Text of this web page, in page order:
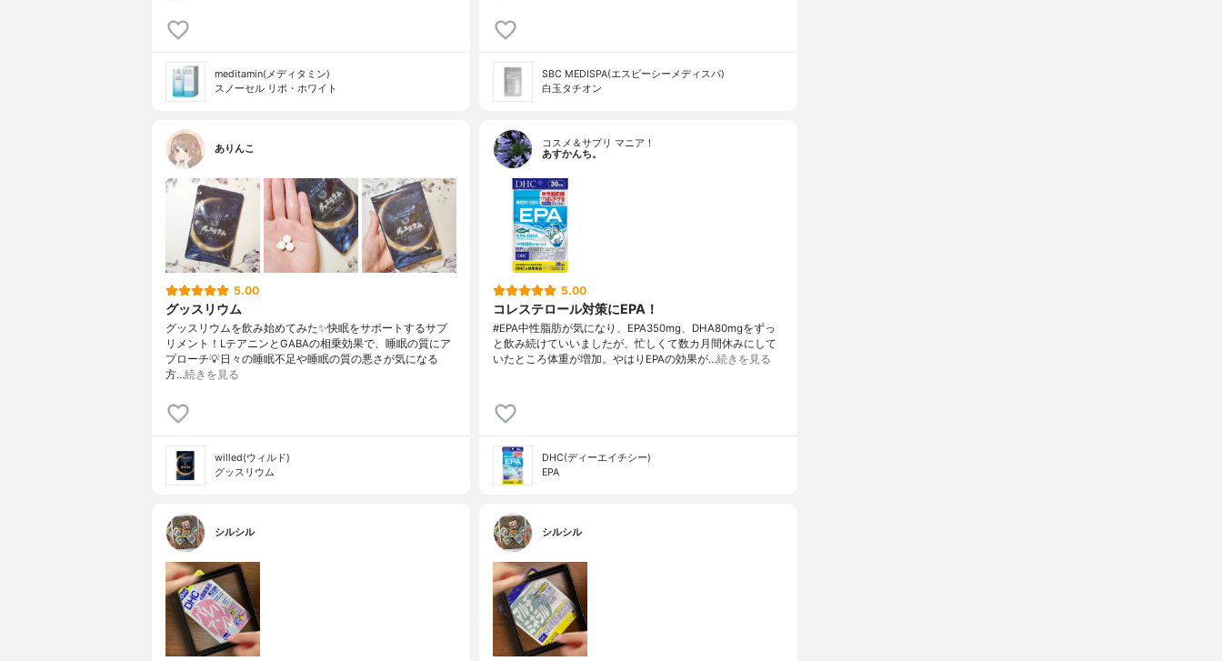
meditamin(メディタミン)
スノーセル リポ・ホワイト
SBC MEDISPA(エスビーシーメディスパ)
白玉タチオン
ありんこ
5.00
グッスリウム
グッスリウムを飲み始めてみた✨快眠をサポートするサプ
リメント！LテアニンとGABAの相乗効果で、睡眠の質にア
プローチ💡日々の睡眠不足や睡眠の質の悪さが気になる
方…続きを見る
willed(ウィルド)
グッスリウム
コスメ＆サプリ マニア！
あすかんち。
5.00
コレステロール対策にEPA！
#EPA中性脂肪が気になり、EPA350mg、DHA80mgをずっ
と飲み続けていいましたが、忙しくて数カ月間休みにして
いたところ体重が増加。やはりEPAの効果が…続きを見る
DHC(ディーエイチシー)
EPA
シルシル シルシル